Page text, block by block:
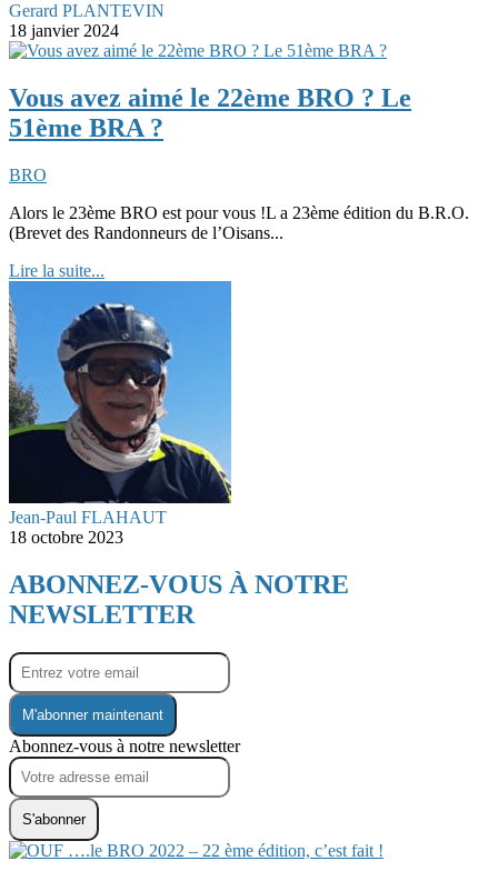
Gerard PLANTEVIN
18 janvier 2024
Vous avez aimé le 22ème BRO ? Le
51ème BRA ?
BRO
Alors le 23ème BRO est pour vous !L a 23ème édition du B.R.O.
(Brevet des Randonneurs de l’Oisans...
Lire la suite...
Jean-Paul FLAHAUT
18 octobre 2023
ABONNEZ-VOUS À NOTRE
NEWSLETTER
M'abonner maintenant
Abonnez-vous à notre newsletter
S'abonner